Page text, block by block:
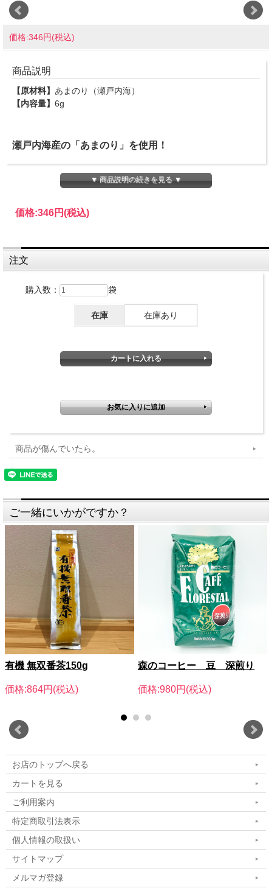
価格:346円(税込)
商品説明
【原材料】 あまのり（瀬戸内海）
【内容量】 6g
瀬戸内海産の「あまのり」を使用！
細かくカットされているのでそのままお味噌汁や納豆に混ぜた
上がりいただける焼きのりです。
▼ 商品説明の続きを見る ▼
価格:346円(税込)
注文
購入数： 袋
在庫 在庫あり
商品が傷んでいたら。
ご一緒にいかがですか？
有機 無双番茶150g
価格:864円(税込)
森のコーヒー 豆 深煎り
価格:980円(税込)
お店のトップへ戻る
カートを見る
ご利用案内
特定商取引法表示
個人情報の取扱い
サイトマップ
メルマガ登録